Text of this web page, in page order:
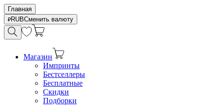
Главная
RUBСменить валюту
Магазин
Импринты
Бестселлеры
Бесплатные
Скидки
Подборки